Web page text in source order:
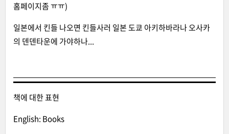
홈페이지좀 ㅠㅠ)
일본에서 킨들 나오면 킨들사러 일본 도쿄 아키하바라나 오사카
의 덴덴타운에 가야하나...
책에 대한 표현
English: Books